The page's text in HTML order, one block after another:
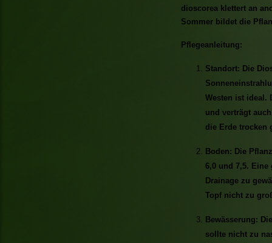
dioscorea klettert an
Sommer bildet die
Pflegeanleitung:
Standort: Die
Westen ist ideal.
und verträgt
die Erde trocken
Boden: Die
6,0 und 7,5.
Drainage zu
Topf nicht zu
Bewässerung:
sollte nicht zu